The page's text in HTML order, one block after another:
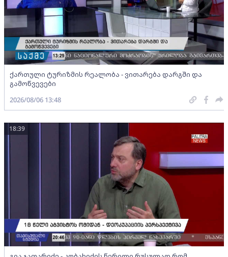
ქართული ტურიზმის რეალობა - ვითარება დარგში და
გამოწვევები
2026/08/06 13:48
18:39